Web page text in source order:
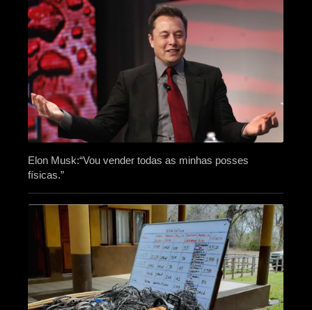
Elon Musk:“Vou vender todas as minhas posses
físicas.”